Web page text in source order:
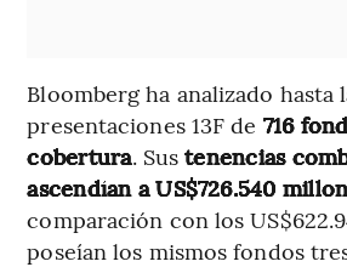
Bloomberg ha analizado hasta
presentaciones 13F de 716
cobertura. Sustenencias
ascendían a US$726.540
comparación con los
poseían los mismos fondos